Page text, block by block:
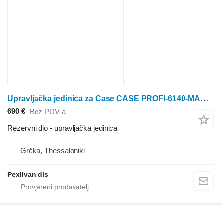
Upravljačka jedinica za Case CASE PROFI-6140-MAXXUM 110-115-120 traktora na kotačima
690 € Bez PDV-a
Rezervni dio - upravljačka jedinica
Grčka, Thessaloniki
Pexlivanidis